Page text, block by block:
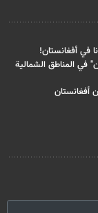
في أفغانستان!
في المناطق الشمالية
أفغانستان